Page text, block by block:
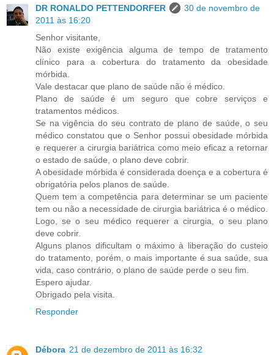
DR RONALDO PETTENDORFER
30 de novembro de
2011 às 16:20
Senhor visitante,
Não existe exigência alguma de tempo de tratamento
clínico para a cobertura do tratamento da obesidade
mórbida.
Vale destacar que plano de saúde não é médico.
Plano de saúde é um seguro que cobre serviços e
tratamentos médicos.
Se na vigência do seu contrato de plano de saúde, o seu
médico constatou que o Senhor possui obesidade mórbida
e requerer a cirurgia bariátrica como meio eficaz a retornar
o estado de saúde, o plano deve cobrir.
A obesidade mórbida é considerada doença e a cobertura é
obrigatória pelos planos de saúde.
Quem tem a competência para determinar se um paciente
tem ou não a necessidade de cirurgia bariátrica é o médico.
Logo, se o seu médico requerer a cirurgia, o seu plano
deve cobrir.
Alguns planos dificultam o máximo à liberação do custeio
do tratamento, porém, o mais importante é sua saúde, sua
vida, caso contrário, o plano de saúde perde o seu fim.
Espero ajudar.
Obrigado pela visita.
Responder
Débora 21 de dezembro de 2011 às 16:32